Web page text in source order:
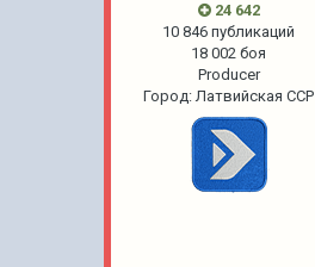
24 642
10 846 публикаций
18 002 боя
Producer
Город:Латвийская ССР